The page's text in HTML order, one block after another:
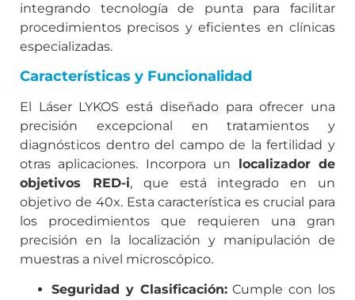
integrando tecnología de punta para facilitar
procedimientos precisos y eficientes en clínicas
especializadas.
Características y Funcionalidad
El Láser LYKOS está diseñado para ofrecer una
precisión excepcional en tratamientos y
diagnósticos dentro del campo de la fertilidad y
otras aplicaciones. Incorpora un localizador de
objetivos RED-i, que está integrado en un
objetivo de 40x. Esta característica es crucial para
los procedimientos que requieren una gran
precisión en la localización y manipulación de
muestras a nivel microscópico.
Seguridad y Clasificación:Cumple con los